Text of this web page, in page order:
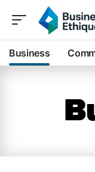
Business